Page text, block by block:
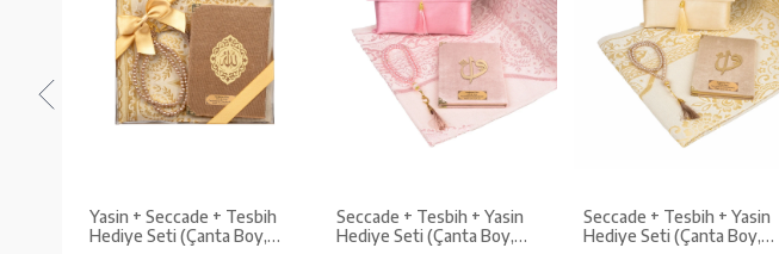
Yasin + Seccade + Tesbih
Hediye Seti (Çanta Boy,
Seccade + Tesbih + Yasin
Hediye Seti (Çanta Boy,
Seccade + Tesbih + Yasin
Hediye Seti (Çanta Boy,